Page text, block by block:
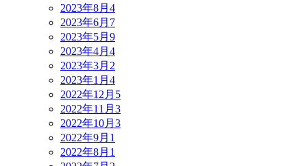
2023年8月 4
2023年6月 7
2023年5月 9
2023年4月 4
2023年3月 2
2023年1月 4
2022年12月 5
2022年11月 3
2022年10月 3
2022年9月 1
2022年8月 1